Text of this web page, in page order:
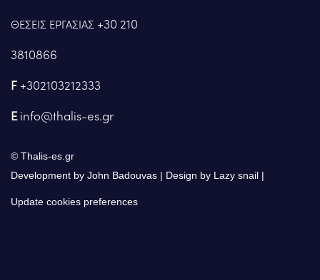
ΘΕΣΕΙΣ ΕΡΓΑΣΙΑΣ +30 210
3810866
F +302103212333
E info@thalis-es.gr
© Thalis-es.gr
Development by John Badouvas
Design by Lazy snail
Update cookies preferences